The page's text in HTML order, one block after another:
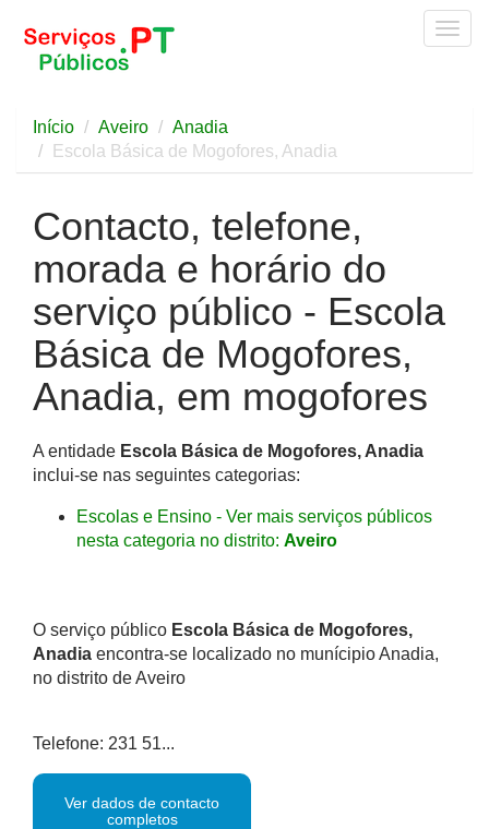
Início Aveiro
Anadia
Escola Básica de Mogofores, Anadia
Contacto, telefone,
morada e horário do
serviço público - Escola
Básica de Mogofores,
Anadia, em mogofores
A entidade Escola Básica de Mogofores, Anadia
inclui-se nas seguintes categorias:
Escolas e Ensino - Ver mais serviços públicos
nesta categoria no distrito: Aveiro
O serviço público Escola Básica de Mogofores,
Anadia encontra-se localizado no munícipio Anadia,
no distrito de Aveiro
Telefone: 231 51...
Ver dados de contacto
completos